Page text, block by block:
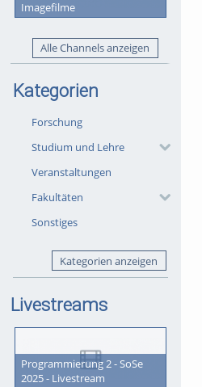
Imagefilme
Alle Channels anzeigen
Kategorien
Forschung
Studium und Lehre
Veranstaltungen
Fakultäten
Sonstiges
Kategorien anzeigen
Livestreams
Programmierung 2 - SoSe
2025 - Livestream